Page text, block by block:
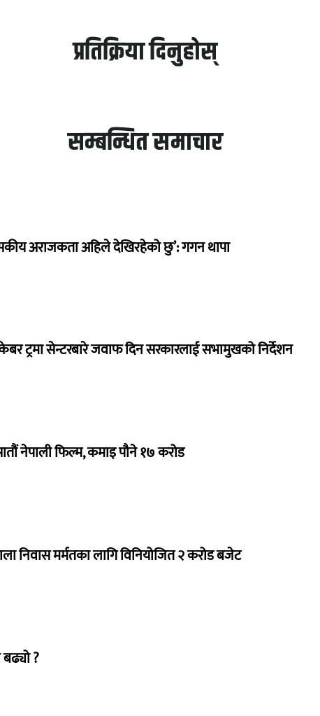
प्रतिक्रिया दिनुहोस्
सम्बन्धित समाचार
अराजकता अहिले देखिरहेको छु’: गगन थापा
ट्रमा सेन्टरबारे जवाफ दिन सरकारलाई सभामुखको निर्देशन
नेपाली फिल्म, कमाइ पौने १७ करोड
निवास मर्मतका लागि विनियोजित २ करोड बजेट
?